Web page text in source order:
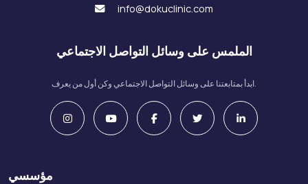
info@dokuclinic.com
الملمس على وسائل التواصل الاجتماعي
ابدأ بمتابعتنا على وسائل التواصل الاجتماعي وكن أول من يعرف.
مؤسسي